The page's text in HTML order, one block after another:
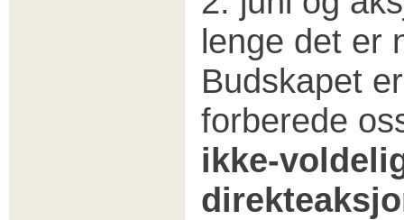
lenge det er
Budskapet
forberede
ikke-